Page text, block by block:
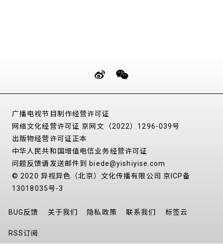
广播电视节目制作经营许可证
网络文化经营许可证 京网文（2022）1296-039号
出版物经营许可证正本
中华人民共和国增值电信业务经营许可证
问题反馈请发送邮件到 biede@yishiyise.com
© 2020 异视异色（北京）文化传播有限公司 京ICP备
13018035号-3
BUG反馈 关于我们 隐私政策 联系我们 标签云
RSS订阅